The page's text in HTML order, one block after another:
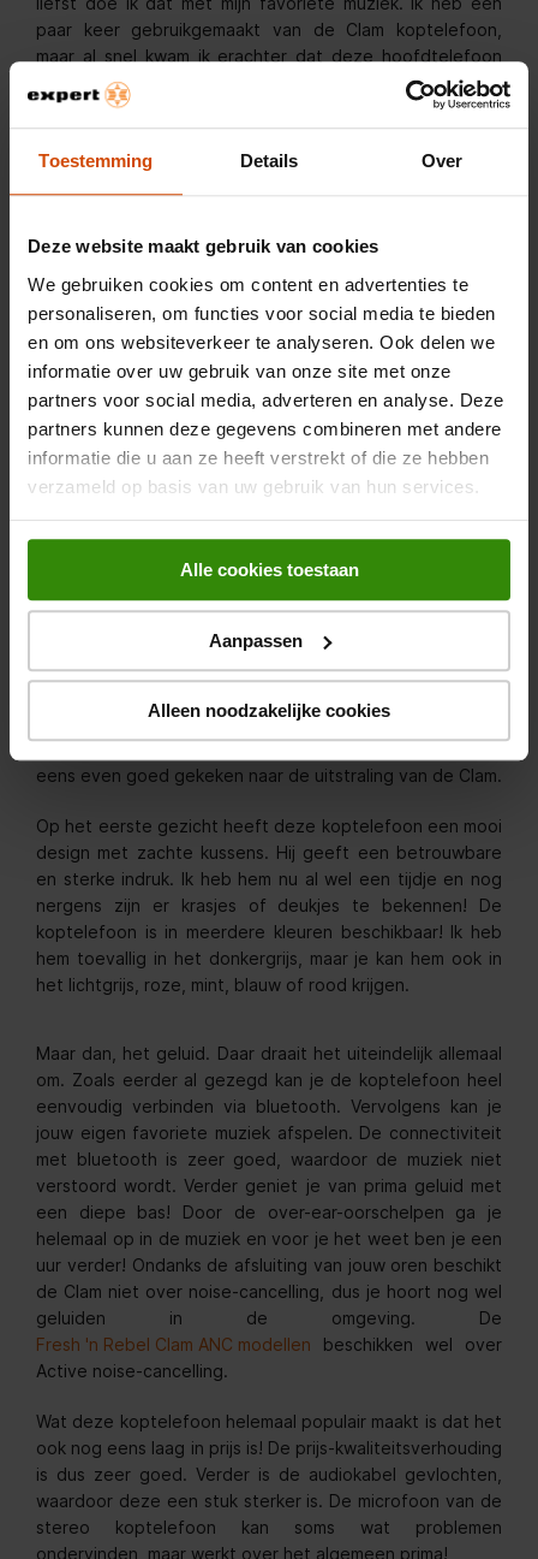
Toestemming Details Over
Deze website maakt gebruik van cookies
We gebruiken cookies om content en advertenties te
personaliseren, om functies voor social media te bieden
en om ons websiteverkeer te analyseren. Ook delen we
informatie over uw gebruik van onze site met onze
partners voor social media, adverteren en analyse. Deze
partners kunnen deze gegevens combineren met andere
informatie die u aan ze heeft verstrekt of die ze hebben
verzameld op basis van uw gebruik van hun services.
Alle cookies toestaan
Aanpassen
Alleen noodzakelijke cookies
paar keer gebruikgemaakt van de Clam koptelefoon,
maar al snel kwam ik erachter dat deze hoofdtelefoon
niet optimaal is voor intensief sporten. De Clam is
namelijk een nogal massieve koptelefoon van 240 gram
en het heeft oorkussens van leer. In combinatie met
zweet glijdt de koptelefoon van je hoofd af. Ga je wat
Geluid en design
Gebruiksgemak is uitstekend, draagcomfort valt over te
twisten, maar hoe zit het dan met de kwaliteit van de
veel geluisterd! Van muziek met een diepe bas tot aan
eens even goed gekeken naar de uitstraling van de Clam.
Op het eerste gezicht heeft deze koptelefoon een mooi
design met zachte kussens. Hij geeft een betrouwbare
en sterke indruk. Ik heb hem nu al wel een tijdje en nog
nergens zijn er krasjes of deukjes te bekennen! De
koptelefoon is in meerdere kleuren beschikbaar! Ik heb
hem toevallig in het donkergrijs, maar je kan hem ook in
het lichtgrijs, roze, mint, blauw of rood krijgen.
Hij geeft een betrouwbare en
sterke indruk
Maar dan, het geluid. Daar draait het uiteindelijk allemaal
om. Zoals eerder al gezegd kan je de koptelefoon heel
eenvoudig verbinden via bluetooth. Vervolgens kan je
jouw eigen favoriete muziek afspelen. De connectiviteit
met bluetooth is zeer goed, waardoor de muziek niet
verstoord wordt. Verder geniet je van prima geluid met
een diepe bas! Door de over-ear-oorschelpen ga je
helemaal op in de muziek en voor je het weet ben je een
uur verder! Ondanks de afsluiting van jouw oren beschikt
de Clam niet over noise-cancelling, dus je hoort nog wel
geluiden in de omgeving. De
Fresh 'n Rebel Clam ANC modellen beschikken wel over
Active noise-cancelling.
Wat deze koptelefoon helemaal populair maakt is dat het
ook nog eens laag in prijs is! De prijs-kwaliteitsverhouding
is dus zeer goed. Verder is de audiokabel gevlochten,
waardoor deze een stuk sterker is. De microfoon van de
stereo koptelefoon kan soms wat problemen
ondervinden, maar werkt over het algemeen prima!